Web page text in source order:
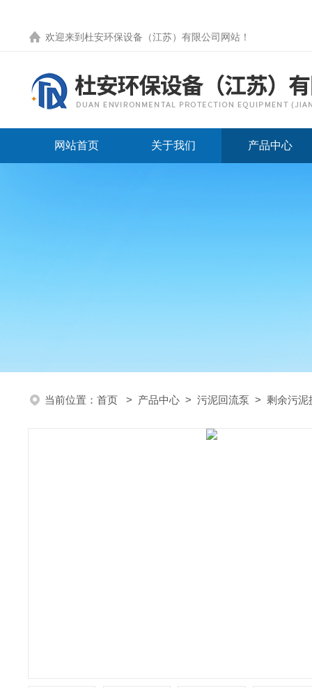
欢迎来到 杜安环保设备（江苏）有限公司网站 ！
网站首页 关于我们 产品中心
当前位置： 首页 > 产品中心 > 污泥回流泵 > 剩余污泥